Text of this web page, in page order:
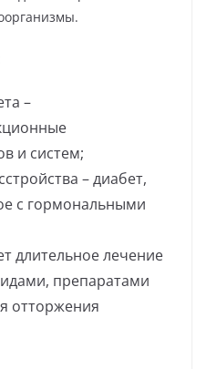
–
и систем;
– диабет,
с гормональными
длительное лечение
препаратами
отторжения